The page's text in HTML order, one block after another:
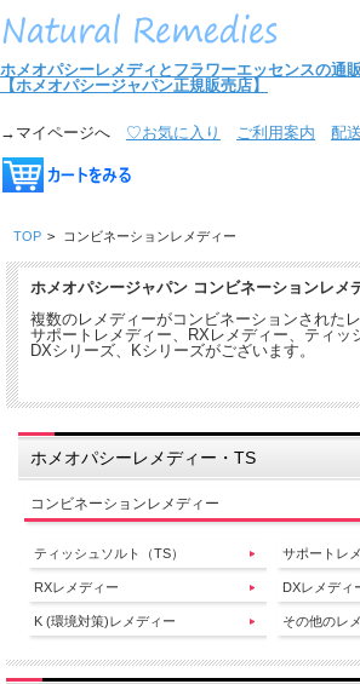
ホメオパシーレメディとフラワーエッセンスの通販
【ホメオパシージャパン正規販売店】
→マイページへ ♡お気に入り ご利用案内 配
TOP > コンビネーションレメディー
ホメオパシージャパン コンビネーションレメ
複数のレメディーがコンビネーションされたレ
サポートレメディー、RXレメディー、ティッ
DXシリーズ、Kシリーズがございます。
ホメオパシーレメディー・TS
コンビネーションレメディー
ティッシュソルト（TS）
RXレメディー
K (環境対策)レメディー
サポートレ
DXレメディ
その他のレ